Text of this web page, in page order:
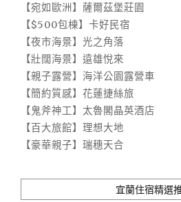
【宛如歐洲】薩爾茲堡莊園
【$500包棟】卡好民宿
【夜市海景】光之角落
【壯闊海景】遠雄悅來
【親子露營】海洋公園露營車
【簡約質感】花蓮捷絲旅
【鬼斧神工】太魯閣晶英酒店
【百大旅館】理想大地
【豪華親子】瑞穗天合
宜蘭住宿精選